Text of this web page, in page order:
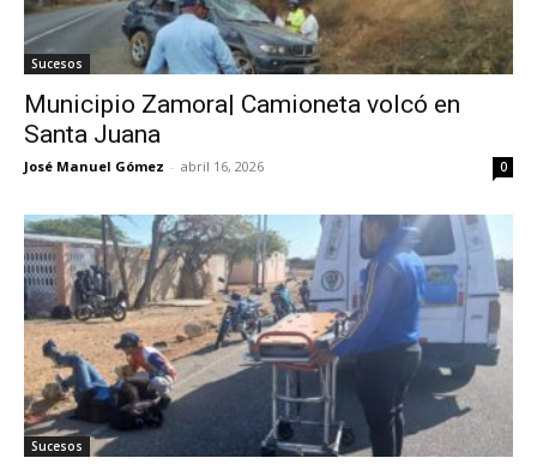
Sucesos
Municipio Zamora| Camioneta volcó en
Santa Juana
José Manuel Gómez - abril 16, 2026 0
Sucesos